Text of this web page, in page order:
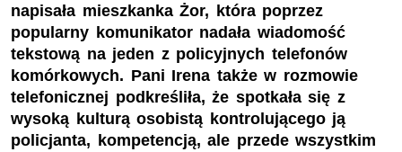
napisała mieszkanka Żor, która poprzez
popularny komunikator nadała wiadomość
tekstową na jeden z policyjnych telefonów
komórkowych. Pani Irena także w rozmowie
telefonicznej podkreśliła, że spotkała się z
wysoką kulturą osobistą kontrolującego ją
policjanta, kompetencją, ale przede wszystkim